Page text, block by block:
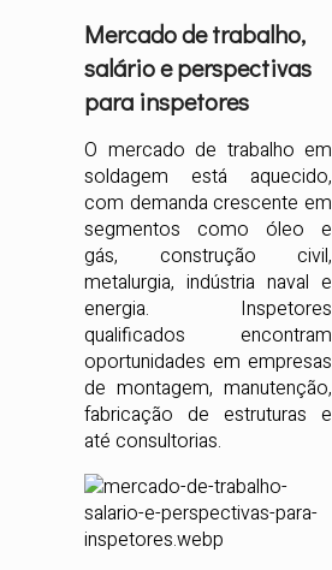
Mercado de trabalho,
salário e perspectivas
para inspetores
O mercado de trabalho em
soldagem está aquecido,
com demanda crescente em
segmentos como óleo e
gás, construção civil,
metalurgia, indústria naval e
energia. Inspetores
qualificados encontram
oportunidades em empresas
de montagem, manutenção,
fabricação de estruturas e
até consultorias.